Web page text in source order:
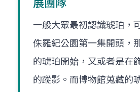
展團隊
一般大眾最初認識琥珀，
侏羅紀公園第一集開頭，
的琥珀開始，又或者是在
的蹤影。而博物館蒐藏的